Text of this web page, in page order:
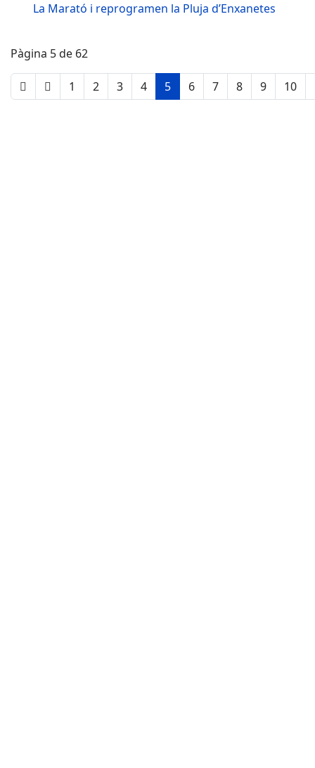
La Marató i reprogramen la Pluja d’Enxanetes
Pàgina 5 de 62
1 2 3 4 5 6 7 8 9 10